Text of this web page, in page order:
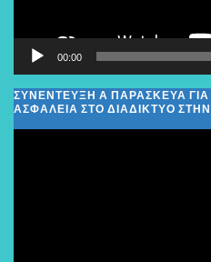
00:00
ΣΥΝΕΝΤΕΥΞΗ Α ΠΑΡΑΣΚΕΥΑ ΓΙΑ
ΑΣΦΑΛΕΙΑ ΣΤΟ ΔΙΑΔΙΚΤΥΟ